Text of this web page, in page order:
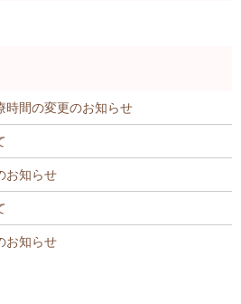
時間の変更のお知らせ
お知らせ
お知らせ